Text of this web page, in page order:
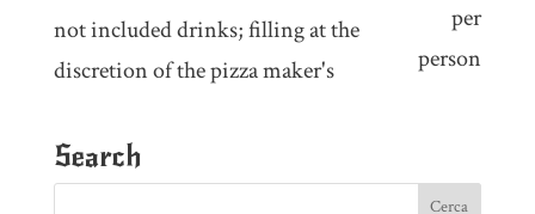
per
person
not included drinks; filling at the
discretion of the pizza maker's
Search